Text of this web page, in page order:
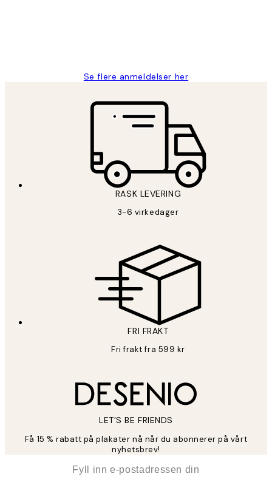
Se flere anmeldelser her
RASK LEVERING
3-6 virkedager
FRI FRAKT
Fri frakt fra 599 kr
LET’S BE FRIENDS
Få 15 % rabatt på plakater nå når du abonnerer på vårt
nyhetsbrev!